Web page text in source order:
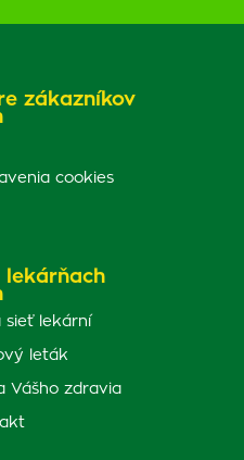
zákazníkov
cookies
lekárňach
sieť lekární
leták
Vášho zdravia